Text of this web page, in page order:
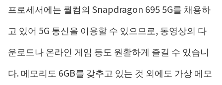
프로세서에는 퀄컴의 Snapdragon 695 5G를 채용하
고 있어 5G 통신을 이용할 수 있으므로, 동영상의 다
운로드나 온라인 게임 등도 원활하게 즐길 수 있습니
다. 메모리도 6GB를 갖추고 있는 것 외에도 가상 메모